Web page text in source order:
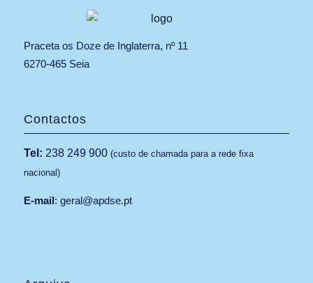
Praceta os Doze de Inglaterra, nº 11
6270-465 Seia
Contactos
Tel: 238 249 900(custo de chamada para a rede fixa
nacional)
E-mail: geral@apdse.pt